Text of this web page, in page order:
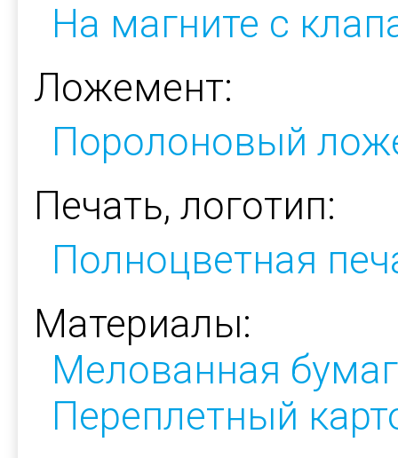
На магните с
Ложемент:
Поролоновый
Печать, логотип:
Полноцветная
Материалы:
Мелованная
Переплетный